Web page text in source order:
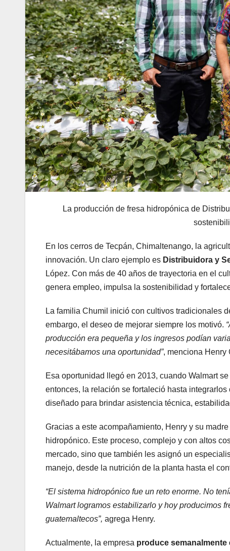
La producción de fresa hidropónica de
En los cerros de Tecpán, Chimaltenango, la
innovación. Un claro ejemplo es Distribuidora y
López. Con más de 40 años de trayectoria en el
genera empleo, impulsa la sostenibilidad y
La familia Chumil inició con cultivos tradicionales
embargo, el deseo de mejorar siempre los motivó.
producción era pequeña y los ingresos podían
necesitábamos una oportunidad”, menciona Henry
Esa oportunidad llegó en 2013, cuando Walmart
entonces, la relación se fortaleció hasta
diseñado para brindar asistencia técnica,
Gracias a este acompañamiento, Henry y su
hidropónico. Este proceso, complejo y con altos
mercado, sino que también les asignó un
manejo, desde la nutrición de la planta hasta el
“El sistema hidropónico fue un reto enorme. No
Walmart logramos estabilizarlo y hoy producimos
guatemaltecos”, agrega Henry.
Actualmente, la empresa produce semanalmente